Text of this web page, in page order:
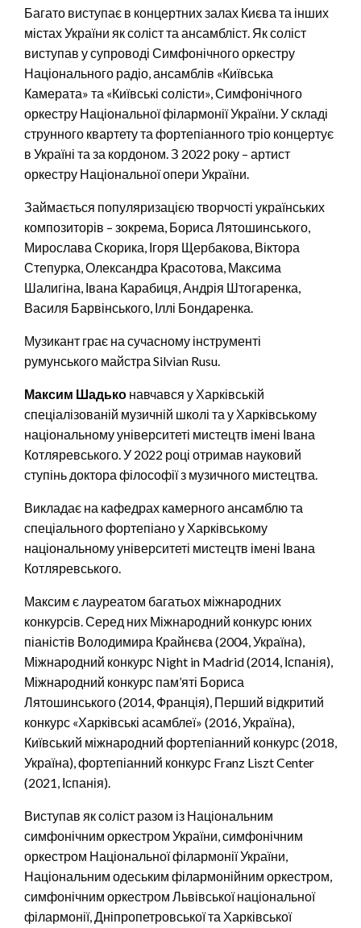
Багато виступає в концертних залах Києва та інших
містах України як соліст та ансамбліст. Як соліст
виступав у супроводі Симфонічного оркестру
Національного радіо, ансамблів «Київська
Камерата» та «Київські солісти», Симфонічного
оркестру Національної філармонії України. У складі
струнного квартету та фортепіанного тріо концертує
в Україні та за кордоном. З 2022 року – артист
оркестру Національної опери України.
Займається популяризацією творчості українських
композиторів – зокрема, Бориса Лятошинського,
Мирослава Скорика, Ігоря Щербакова, Віктора
Степурка, Олександра Красотова, Максима
Шалигіна, Івана Карабиця, Андрія Штогаренка,
Василя Барвінського, Іллі Бондаренка.
Музикант грає на сучасному інструменті
румунського майстра Silvian Rusu.
Максим Шадько навчався у Харківській
спеціалізованій музичній школі та у Харківському
національному університеті мистецтв імені Івана
Котляревського. У 2022 році отримав науковий
ступінь доктора філософії з музичного мистецтва.
Викладає на кафедрах камерного ансамблю та
спеціального фортепіано у Харківському
національному університеті мистецтв імені Івана
Котляревського.
Максим є лауреатом багатьох міжнародних
конкурсів. Серед них Міжнародний конкурс юних
піаністів Володимира Крайнєва (2004, Україна),
Міжнародний конкурс Night in Madrid (2014, Іспанія),
Міжнародний конкурс пам’яті Бориса
Лятошинського (2014, Франція), Перший відкритий
конкурс «Харківські асамблеї» (2016, Україна),
Київський міжнародний фортепіанний конкурс (2018,
Україна), фортепіанний конкурс Franz Liszt Center
(2021, Іспанія).
Виступав як соліст разом із Національним
симфонічним оркестром України, симфонічним
оркестром Національної філармонії України,
Національним одеським філармонійним оркестром,
симфонічним оркестром Львівської національної
філармонії, Дніпропетровської та Харківської